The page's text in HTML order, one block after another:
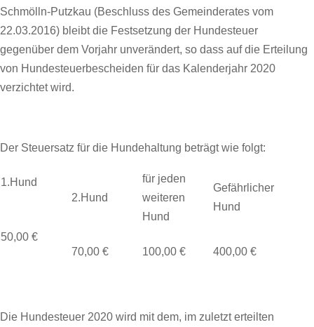
Schmölln-Putzkau (Beschluss des Gemeinderates vom
22.03.2016) bleibt die Festsetzung der Hundesteuer
gegenüber dem Vorjahr unverändert, so dass auf die Erteilung
von Hundesteuerbescheiden für das Kalenderjahr 2020
verzichtet wird.
Der Steuersatz für die Hundehaltung beträgt wie folgt:
1.Hund
2.Hund
für jeden
weiteren
Hund
Gefährlicher
Hund
50,00 €
70,00 €
100,00 € 400,00 €
Die Hundesteuer 2020 wird mit dem, im zuletzt erteilten